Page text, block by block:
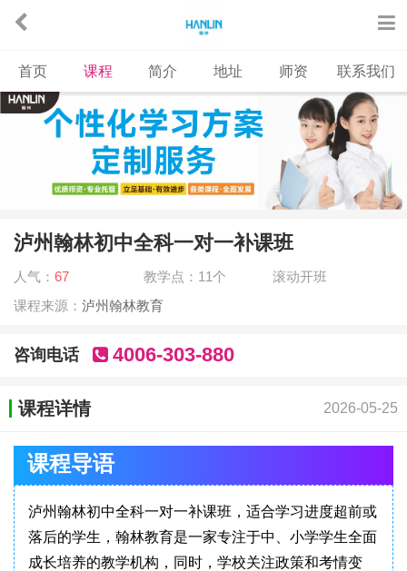
首页 课程 简介 地址 师资 联系我们
泸州翰林初中全科一对一补课班
人气： 67 教学点：11个
滚动开班
课程来源： 泸州翰林教育
咨询电话 4006-303-880
课程详情 2026-05-25
课程导语
泸州翰林初中全科一对一补课班，适合学习进度超前或
落后的学生​，翰林教育是一家专注于中、小学学生全面
成长培养的教学机构，同时，学校关注政策和考情变